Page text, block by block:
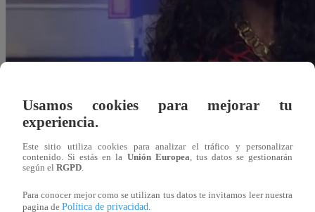
Redacción Latina
Usamos cookies para mejorar tu
experiencia.
Este sitio utiliza cookies para analizar el tráfico y personalizar
contenido. Si estás en la Unión Europea , tus datos se gestionarán
según el RGPD
Para conocer mejor como se utilizan tus datos te invitamos leer nuestra
pagina de Política de privacidad